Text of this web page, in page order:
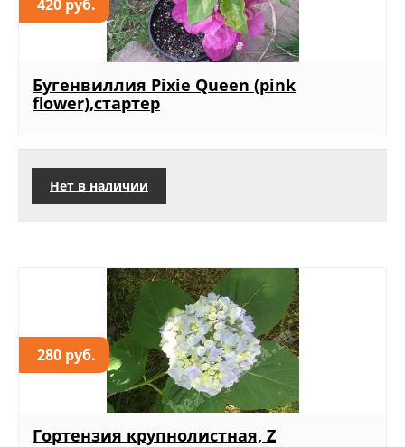
420 руб.
Бугенвиллия Pixie Queen (pink
flower),стартер
Нет в наличии
280 руб.
Гортензия крупнолистная, Z